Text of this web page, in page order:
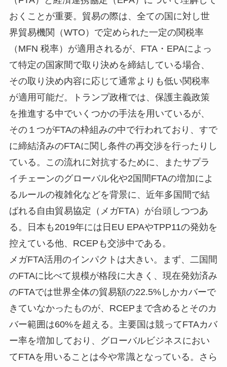
おくことが重要。貿易の際は、全ての国に対し世
界貿易機関（WTO）で定められた一定の関税率
（MFN 税率）が適用されるが、FTA・EPAによっ
て特定の国家間で取り決めを締結している場合、
その取り決め内容に応じて通常よりも低い関税率
が適用可能だ。トランプ政権では、保護主義政策
を推進する中でいくつかの手法を用いているが、
その１つがFTAの枠組みの中で行われており、すで
に締結済みのFTAに関し条件の再交渉を行ったりし
ている。この流れに対抗するために、またサプラ
イチェーンのグローバル化や2国間FTAの増加によ
るルールの複雑化などを背景に、近年多国間で結
ばれる自由貿易協定（メガFTA）が台頭しつつあ
る。日本も2019年には日EU EPAやTPP11の発効を
控えている他、RCEPも交渉中である。
メガFTA活用のインパクトは大きい。まず、二国間
のFTAに比べて規模が格段に大きく、現在発効済み
のFTAでは世界全体の貿易額の22.5%しかカバーで
きていなかったものが、RCEPまで含めるとそのカ
バー範囲は60%を超える。主要国は競ってFTAカバ
ー率を増加しており、グローバルビジネスにおい
てFTAを用いることは今や常識となっている。さら